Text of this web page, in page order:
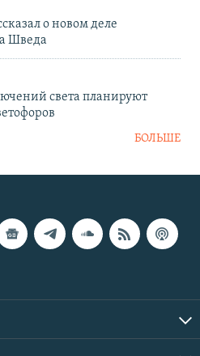
о новом деле
Шведа
света планируют
БОЛЬШЕ